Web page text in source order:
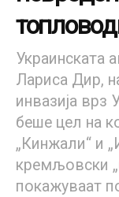
Украинската
Лариса Дир,
инвазија врз
беше цел на
„Кинжали“ и
кремљовски
покажуваат